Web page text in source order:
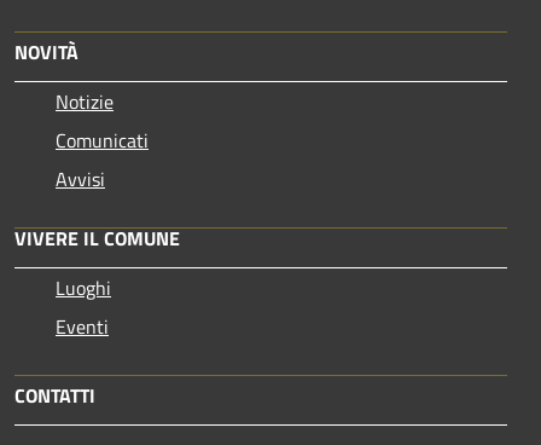
NOVITÀ
Notizie
Comunicati
Avvisi
VIVERE IL COMUNE
Luoghi
Eventi
CONTATTI